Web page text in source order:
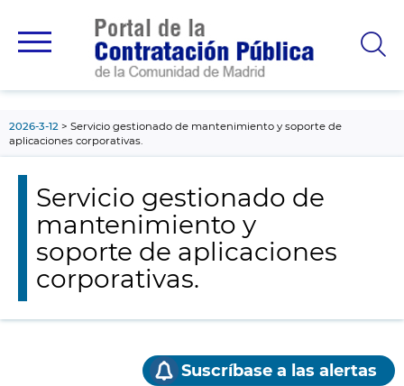
principal
2026-3-12
Servicio gestionado de mantenimiento y soporte de
aplicaciones corporativas.
Servicio gestionado de
mantenimiento y
soporte de aplicaciones
corporativas.
Suscríbase a las alertas